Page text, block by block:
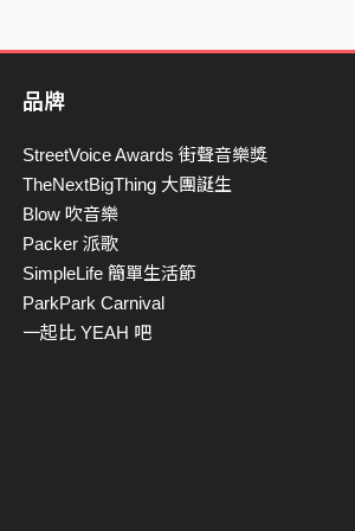
品牌
StreetVoice Awards 街聲音樂獎
TheNextBigThing 大團誕生
Blow 吹音樂
Packer 派歌
SimpleLife 簡單生活節
ParkPark Carnival
一起比 YEAH 吧